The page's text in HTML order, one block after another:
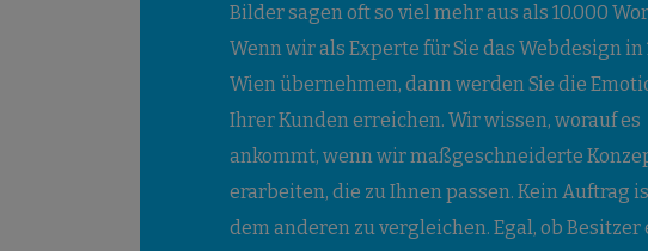
Bilder sagen oft so viel mehr aus als 10.000
Wenn wir als Experte für Sie das Webdesign in
Wien übernehmen, dann werden Sie die
Ihrer Kunden erreichen. Wir wissen, worauf es
ankommt, wenn wir maßgeschneiderte
erarbeiten, die zu Ihnen passen. Kein Auftrag
dem anderen zu vergleichen. Egal, ob Besitzer